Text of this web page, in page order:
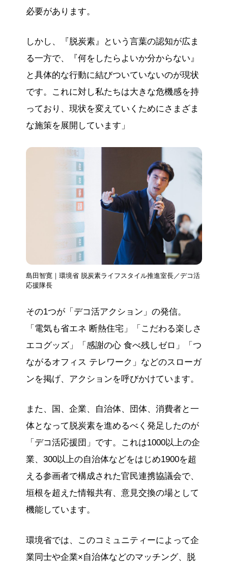
必要があります。
しかし、『脱炭素』という言葉の認知が広ま
る一方で、『何をしたらよいか分からない』
と具体的な行動に結びついていないのが現状
です。これに対し私たちは大きな危機感を持
っており、現状を変えていくためにさまざま
な施策を展開しています」
島田智寛｜環境省 脱炭素ライフスタイル推進室長／デコ活
応援隊長
その1つが「デコ活アクション」の発信。
「電気も省エネ 断熱住宅」「こだわる楽しさ
エコグッズ」「感謝の心 食べ残しゼロ」「つ
ながるオフィス テレワーク」などのスローガ
ンを掲げ、アクションを呼びかけています。
また、国、企業、自治体、団体、消費者と一
体となって脱炭素を進めるべく発足したのが
「デコ活応援団」です。これは1000以上の企
業、300以上の自治体などをはじめ1900を超
える参画者で構成された官民連携協議会で、
垣根を超えた情報共有、意見交換の場として
機能しています。
環境省では、このコミュニティーによって企
業同士や企業×自治体などのマッチング、脱